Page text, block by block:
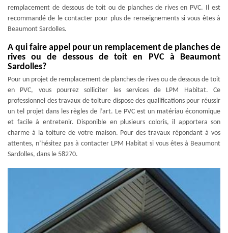
remplacement de dessous de toit ou de planches de rives en PVC. Il est
recommandé de le contacter pour plus de renseignements si vous êtes à
Beaumont Sardolles.
A qui faire appel pour un remplacement de planches de
rives ou de dessous de toit en PVC à Beaumont
Sardolles?
Pour un projet de remplacement de planches de rives ou de dessous de toit
en PVC, vous pourrez solliciter les services de LPM Habitat. Ce
professionnel des travaux de toiture dispose des qualifications pour réussir
un tel projet dans les règles de l’art. Le PVC est un matériau économique
et facile à entretenir. Disponible en plusieurs coloris, il apportera son
charme à la toiture de votre maison. Pour des travaux répondant à vos
attentes, n’hésitez pas à contacter LPM Habitat si vous êtes à Beaumont
Sardolles, dans le 58270.